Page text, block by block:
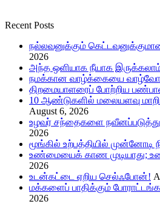
Recent Posts
நல்லவனுக்கும் கெட்டவனுக்குமான
2026
அந்த ஒளியாக நீயாக
நமக்கான வாழ்க்கையை
திறமையாளரைப் போற்றிய
10 ஆண்டுகளில் மலையளவு
August 6, 2026
உழவர் சந்தைகளை
2026
மூங்கில் உற்பத்தியில் முன்னோடி
உண்மையைக் காண முடியாது;
2026
உடன்கட்டை ஏறிய செல்ஃபோன்!
மக்களைப் பாதிக்கும்
2026